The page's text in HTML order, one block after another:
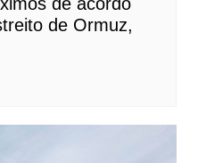
de Ormuz,